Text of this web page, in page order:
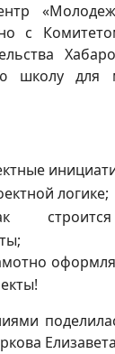
с
школу для
логике;